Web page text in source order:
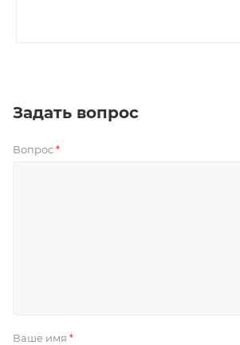
Задать вопрос
Вопрос *
Ваше имя *